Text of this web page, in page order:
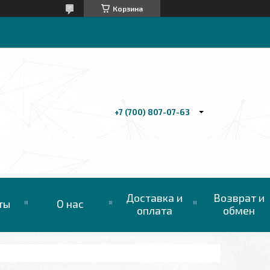
Корзина
+7 (700) 807-07-63
О нас
Доставка и
оплата
Возврат и
обмен